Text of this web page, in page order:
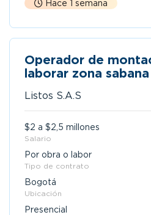
Hace 1 semana
Operador de
laborar zona sabana
Listos S.A.S
$2 a $2,5 millones
Salario
Por obra o labor
Tipo de contrato
Bogotá
Ubicación
Presencial